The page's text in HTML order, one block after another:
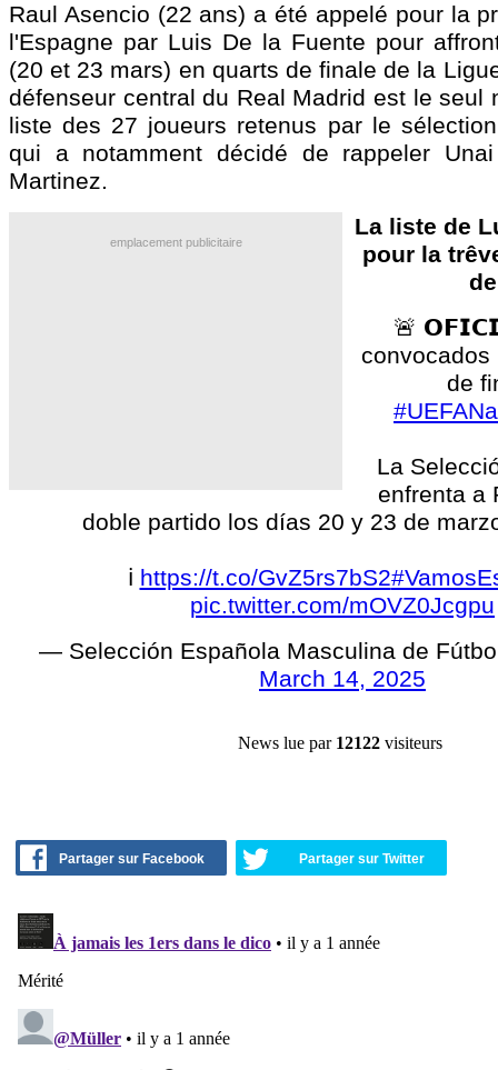
Raul Asencio (22 ans) a été appelé pour la
l'Espagne par Luis De la Fuente pour
(20 et 23 mars) en quarts de finale de la
défenseur central du Real Madrid est le seul
liste des 27 joueurs retenus par le
qui a notamment décidé de rappeler
Martinez.
emplacement publicitaire
La liste de
pour la
🚨
convocados
de
La
enfrenta a
doble partido los días 20 y 23 de
ℹ️ https://t.co/GvZ5rs7bS2
pic.twitter.com/mOVZ0Jcgpu
— Selección Española Masculina de
March 14, 2025
News lue par 12122 visiteurs
Partager sur Facebook Partager sur Twitter